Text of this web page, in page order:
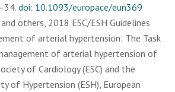
doi: 10.1093/europace/eun369
others, 2018 ESC/ESH Guidelines
of arterial hypertension: The Task
of arterial hypertension of
of Cardiology (ESC) and the
of Hypertension (ESH), European